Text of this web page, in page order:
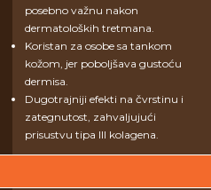
posebno važnu nakon
dermatoloških tretmana.
Koristan za osobe sa tankom
kožom, jer poboljšava gustoću
dermisa.
Dugotrajniji efekti na čvrstinu i
zategnutost, zahvaljujući
prisustvu tipa III kolagena.